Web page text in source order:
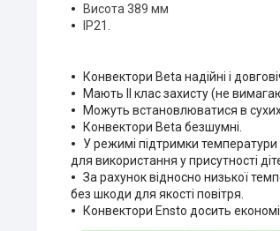
Висота 389 мм
IP21.
Конвектори Beta надійні і
Мають II клас захисту (не
Можуть встановлюватися в
Конвектори Beta безшумні.
У режимі підтримки
для використання у присутності
За рахунок відносно низької
без шкоди для якості повітря.
Конвектори Ensto досить